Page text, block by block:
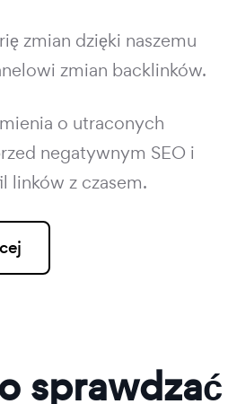
zmian dzięki naszemu
zmian backlinków.
o utraconych
negatywnym SEO i
linków z czasem.
sprawdzać